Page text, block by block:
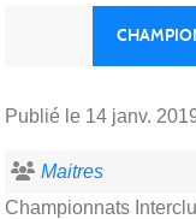
Publié le 14 janv.
Maitres
Championnats